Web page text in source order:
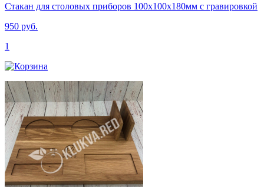
Стакан для столовых приборов 100х100х180мм с гравировкой
950 руб.
1